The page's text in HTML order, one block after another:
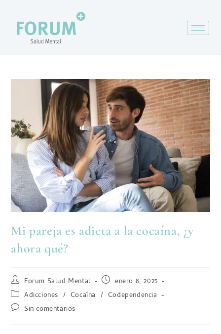
Mi pareja es adicta a la cocaína, ¿y
ahora qué?
Forum Salud Mental
enero 8, 2025
Adicciones / Cocaína / Codependencia
Sin comentarios